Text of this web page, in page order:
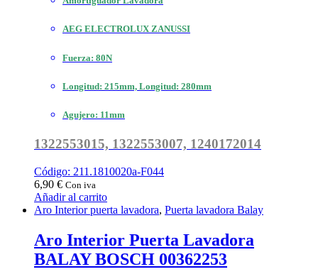
AEG ELECTROLUX ZANUSSI
Fuerza: 80N
Longitud: 215mm, Longitud: 280mm
Agujero: 11mm
1322553015, 1322553007, 1240172014
Código: 211.1810020a-F044
6,90 € Con iva
Añadir al carrito
Aro Interior puerta lavadora, Puerta lavadora Balay
Aro Interior Puerta Lavadora
BALAY BOSCH 00362253